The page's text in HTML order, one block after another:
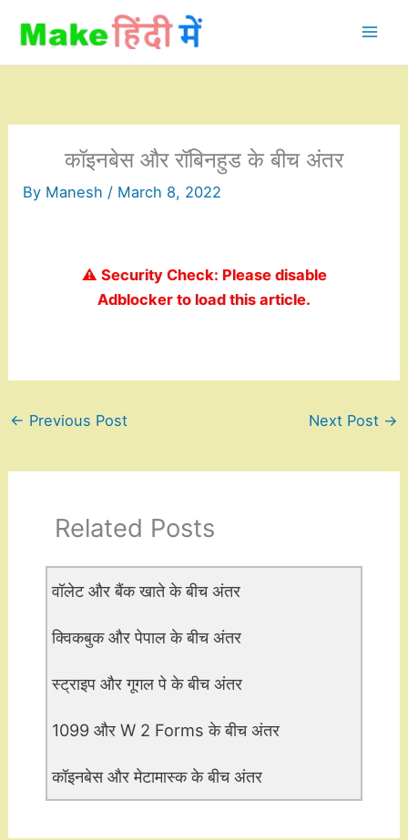
content
कॉइनबेस और रॉबिनहुड के बीच अंतर
By Manesh / March 8, 2022
⚠️ Security Check: Please disable
Adblocker to load this article.
← Previous Post Next Post →
Related Posts
वॉलेट और बैंक खाते के बीच अंतर
क्विकबुक और पेपाल के बीच अंतर
स्ट्राइप और गूगल पे के बीच अंतर
1099 और W 2 Forms के बीच अंतर
कॉइनबेस और मेटामास्क के बीच अंतर